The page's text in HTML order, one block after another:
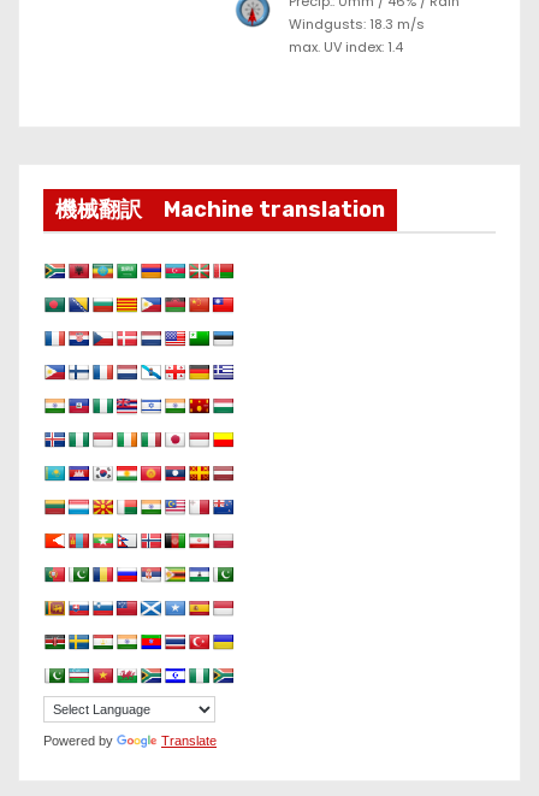
Windgusts: 18.3 m/s
max. UV index: 1.4
機械翻訳 Machine translation
Powered by Translate